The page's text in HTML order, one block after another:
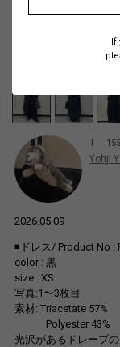
If
T
Yohji
2026.05.09
◾️ドレス/ Product No :
color : 黒
size : XS
写真:1〜3枚目
素材: Triacetate 57%
Polyester 43%
光沢があるドレープ